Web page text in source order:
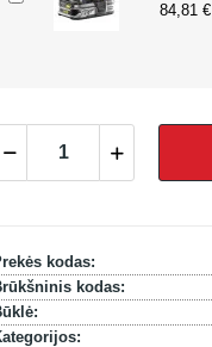
84,81 €
kodas:
kodas: